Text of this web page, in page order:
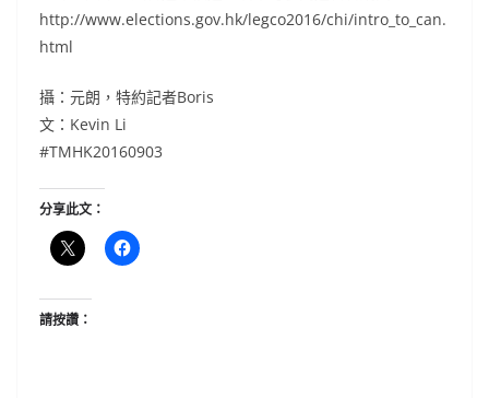
http://www.elections.gov.hk/legco2016/chi/intro_to_can.
html
攝：元朗，特約記者Boris
文：Kevin Li
#TMHK20160903
分享此文：
請按讚：